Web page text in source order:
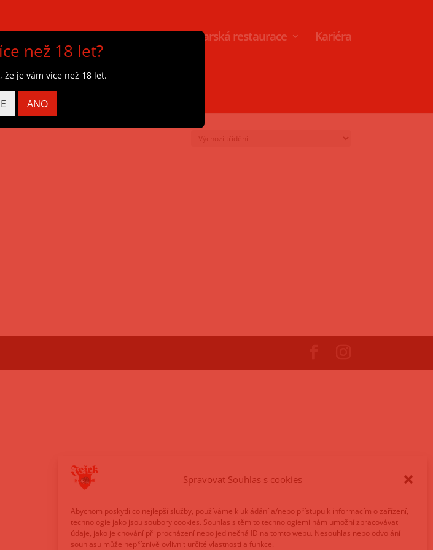
Spravovat Souhlas s cookies
Abychom poskytli co nejlepší služby, používáme k ukládání a/nebo přístupu k informacím o zařízení,
technologie jako jsou soubory cookies. Souhlas s těmito technologiemi nám umožní zpracovávat
údaje, jako je chování při procházení nebo jedinečná ID na tomto webu. Nesouhlas nebo odvolání
souhlasu může nepříznivě ovlivnit určité vlastnosti a funkce.
Pronájem na akce Pivovar Pivovarská restaurace Kariéra
než 18 let?
že je vám více než 18 let.
ANO